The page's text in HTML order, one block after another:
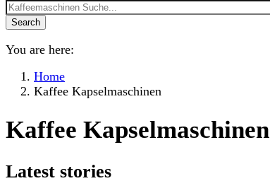
Search
You are here:
Home
Kaffee Kapselmaschinen
Kaffee Kapselmaschinen
Latest stories